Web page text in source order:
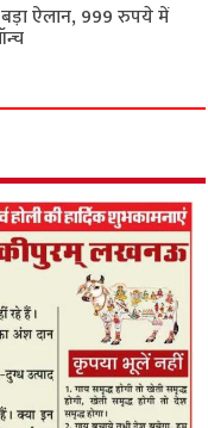
ऐलान, 999 रुपये में